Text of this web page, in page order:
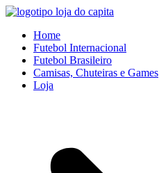
Ir
conteúdo
Home
Futebol Internacional
Futebol Brasileiro
Camisas, Chuteiras e Games
Loja